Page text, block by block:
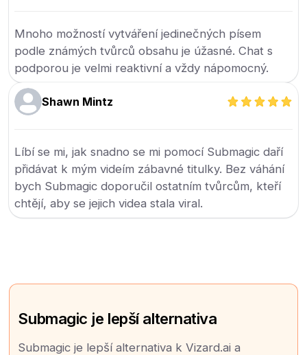
Mnoho možností vytváření jedinečných písem
podle známých tvůrců obsahu je úžasné. Chat s
podporou je velmi reaktivní a vždy nápomocný.
Shawn Mintz
Líbí se mi, jak snadno se mi pomocí Submagic daří
přidávat k mým videím zábavné titulky. Bez váhání
bych Submagic doporučil ostatním tvůrcům, kteří
chtějí, aby se jejich videa stala viral.
Submagic je lepší alternativa
Submagic je lepší alternativa k Vizard.ai a